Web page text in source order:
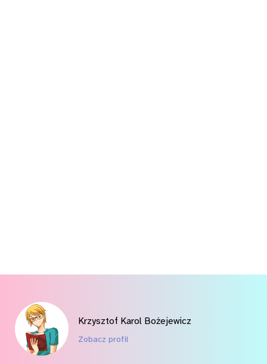
Krzysztof Karol Bożejewicz
Zobacz profil